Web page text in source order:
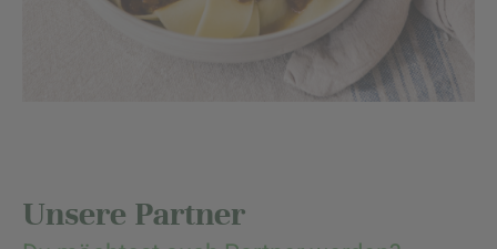
Unsere Partner